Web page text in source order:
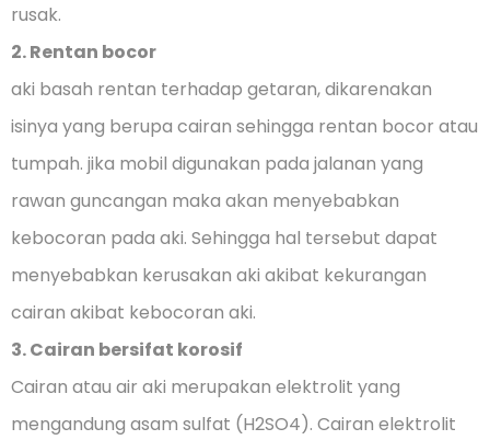
rusak.
2. Rentan bocor
aki basah rentan terhadap getaran, dikarenakan
isinya yang berupa cairan sehingga rentan bocor atau
tumpah. jika mobil digunakan pada jalanan yang
rawan guncangan maka akan menyebabkan
kebocoran pada aki. Sehingga hal tersebut dapat
menyebabkan kerusakan aki akibat kekurangan
cairan akibat kebocoran aki.
3. Cairan bersifat korosif
Cairan atau air aki merupakan elektrolit yang
mengandung asam sulfat (H2SO4). Cairan elektrolit